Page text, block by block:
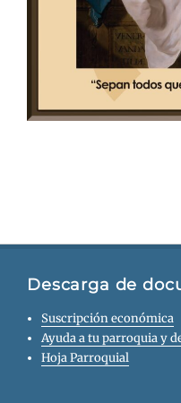
Descarga de
Suscripción económica
Ayuda a tu parroquia y
Hoja Parroquial